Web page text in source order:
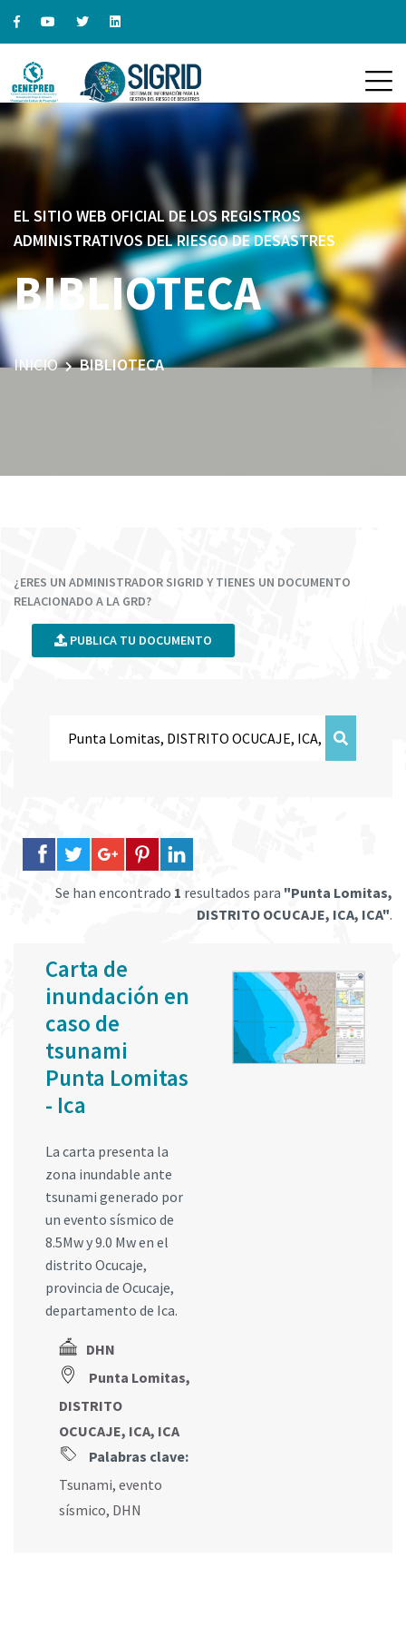
EL SITIO WEB OFICIAL DE LOS REGISTROS
ADMINISTRATIVOS DEL RIESGO DE DESASTRES
BIBLIOTECA
INICIO BIBLIOTECA
¿ERES UN ADMINISTRADOR SIGRID Y TIENES UN DOCUMENTO
RELACIONADO A LA GRD?
PUBLICA TU DOCUMENTO
Se han encontrado 1 resultados para "Punta Lomitas,
DISTRITO OCUCAJE, ICA, ICA".
Carta de
inundación en
caso de
tsunami
Punta Lomitas
- Ica
La carta presenta la
zona inundable ante
tsunami generado por
un evento sísmico de
8.5Mw y 9.0 Mw en el
distrito Ocucaje,
provincia de Ocucaje,
departamento de Ica.
DHN
Punta Lomitas,
DISTRITO
OCUCAJE, ICA, ICA
Palabras clave:
Tsunami, evento
sísmico, DHN